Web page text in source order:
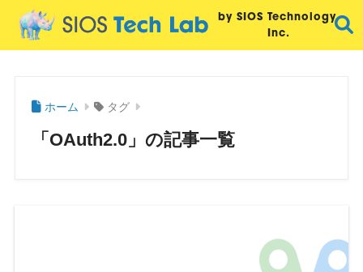
by SIOS Technology,
Inc.
ホーム タグ
「OAuth2.0」の記事一覧